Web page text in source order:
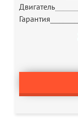
Двигатель
Гарантия